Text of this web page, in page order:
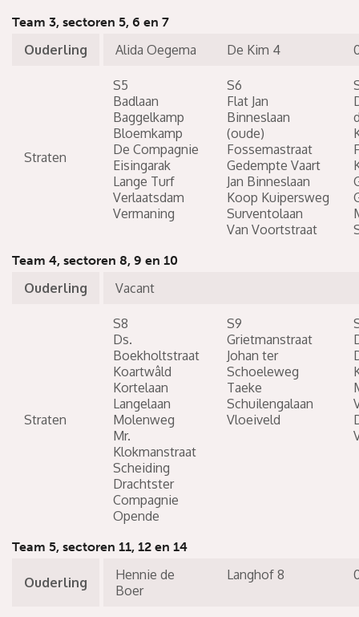
Team 3, sectoren 5, 6 en 7
Ouderling Alida Oegema De Kim 4
Straten
S5
Badlaan
Baggelkamp
Bloemkamp
De Compagnie
Eisingarak
Lange Turf
Verlaatsdam
Vermaning
S6
Flat Jan
Binneslaan
(oude)
Fossemastraat
Gedempte Vaart
Jan Binneslaan
Koop Kuipersweg
Surventolaan
Van Voortstraat
Team 4, sectoren 8, 9 en 10
Ouderling Vacant
Straten
S8
Ds.
Boekholtstraat
Koartwâld
Kortelaan
Langelaan
Molenweg
Mr.
Klokmanstraat
Scheiding
Drachtster
Compagnie
Opende
S9
Grietmanstraat
Johan ter
Schoeleweg
Taeke
Schuilengalaan
Vloeiveld
Team 5, sectoren 11, 12 en 14
Ouderling
Hennie de
Boer
Langhof 8